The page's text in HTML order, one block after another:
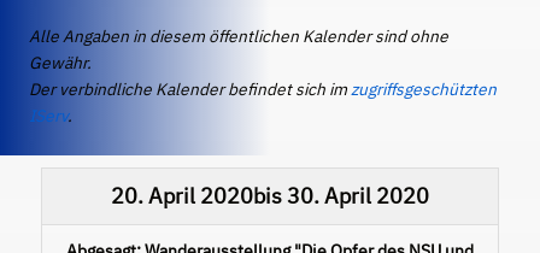
Alle Angaben in diesem öffentlichen Kalender sind ohne
Gewähr.
Der verbindliche Kalender befindet sich imzugriffsgeschützten
IServ.
20. April 2020bis30. April 2020